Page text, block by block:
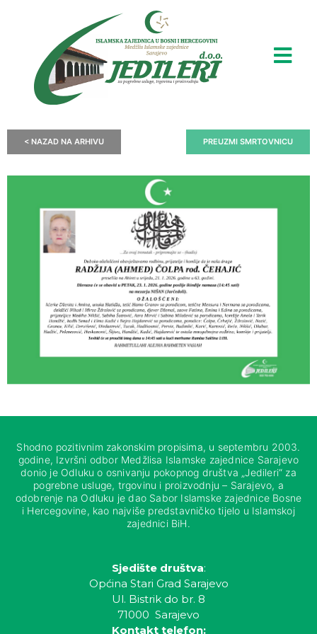
< NAZAD NA ARHIVU PREUZMI SMRTOVNICU
Shodno pozitivnim zakonskim propisima, u septembru 2003.
godine, Izvršni odbor Medžlisa Islamske zajednice Sarajevo
donio je Odluku o osnivanju pokopnog društva „Jedileri“ za
pogrebne usluge, trgovinu i proizvodnju – Sarajevo, a
odobrenje na Odluku je dao Sabor Islamske zajednice Bosne
i Hercegovine, kao najviše predstavničko tijelo u Islamskoj
zajednici BiH.
Sjedište društva:
Općina Stari Grad Sarajevo
Ul. Bistrik do br. 8
71000 Sarajevo
Kontakt telefon: